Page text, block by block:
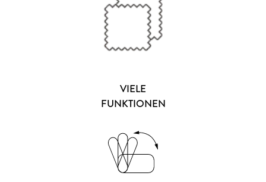
VIELE
FUNKTIONEN